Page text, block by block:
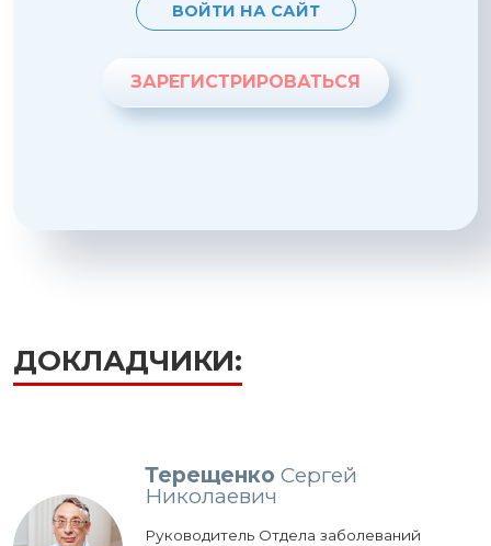
ВОЙТИ НА САЙТ
ЗАРЕГИСТРИРОВАТЬСЯ
ДОКЛАДЧИКИ:
Терещенко Сергей
Николаевич
Руководитель Отдела заболеваний